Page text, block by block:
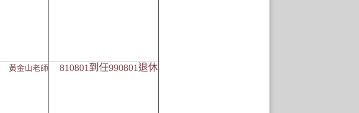
黃金山老師 810801到任990801退休